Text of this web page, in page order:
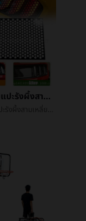
รถไฟท้ายแปะรังผึ้งสามเหลี่ยมแปะçº¸เครื่องประดับหลังจากที่ไฟหน้าปกแปะèรถแปะD277เทรนด์อานิสงส์